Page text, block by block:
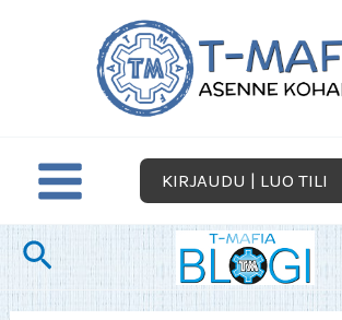
KIRJAUDU | LUO TILI
Hae